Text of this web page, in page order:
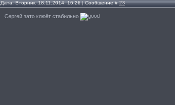
Дата: Вторник, 18.11.2014, 16:26 | Сообщение #23
Сергей зато клюёт стабильно